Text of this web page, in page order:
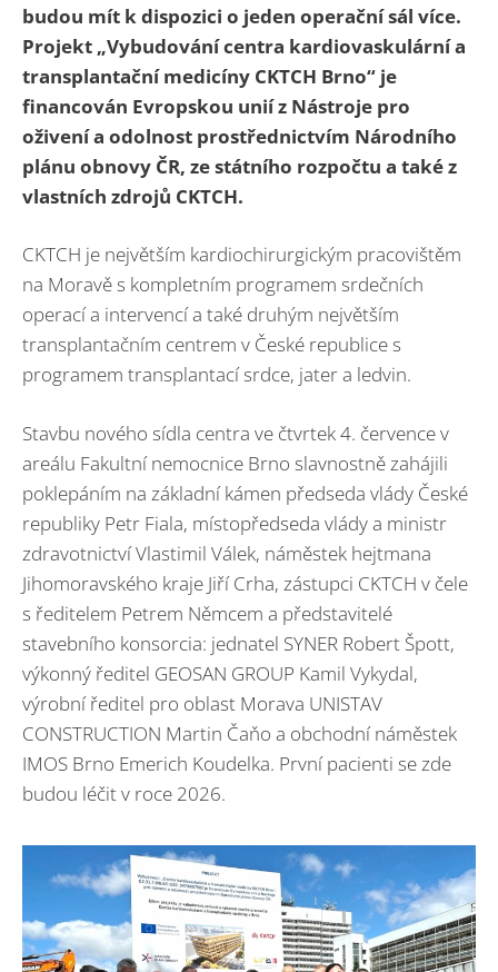
budou mít k dispozici o jeden operační sál více.
Projekt „Vybudování centra kardiovaskulární a
transplantační medicíny CKTCH Brno“ je
financován Evropskou unií z Nástroje pro
oživení a odolnost prostřednictvím Národního
plánu obnovy ČR, ze státního rozpočtu a také z
vlastních zdrojů CKTCH.
CKTCH je největším kardiochirurgickým pracovištěm
na Moravě s kompletním programem srdečních
operací a intervencí a také druhým největším
transplantačním centrem v České republice s
programem transplantací srdce, jater a ledvin.
Stavbu nového sídla centra ve čtvrtek 4. července v
areálu Fakultní nemocnice Brno slavnostně zahájili
poklepáním na základní kámen předseda vlády České
republiky Petr Fiala, místopředseda vlády a ministr
zdravotnictví Vlastimil Válek, náměstek hejtmana
Jihomoravského kraje Jiří Crha, zástupci CKTCH v čele
s ředitelem Petrem Němcem a představitelé
stavebního konsorcia: jednatel SYNER Robert Špott,
výkonný ředitel GEOSAN GROUP Kamil Vykydal,
výrobní ředitel pro oblast Morava UNISTAV
CONSTRUCTION Martin Čaňo a obchodní náměstek
IMOS Brno Emerich Koudelka. První pacienti se zde
budou léčit v roce 2026.